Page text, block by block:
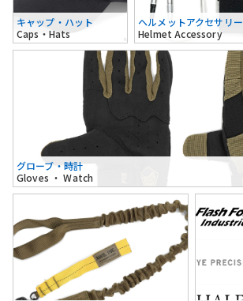
キャップ・ハット
Caps・Hats
ヘルメットアクセサリー
Helmet Accessory
グローブ・時計
Gloves ・ Watch